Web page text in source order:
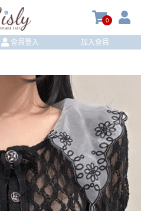
0
會員登入 加入會員